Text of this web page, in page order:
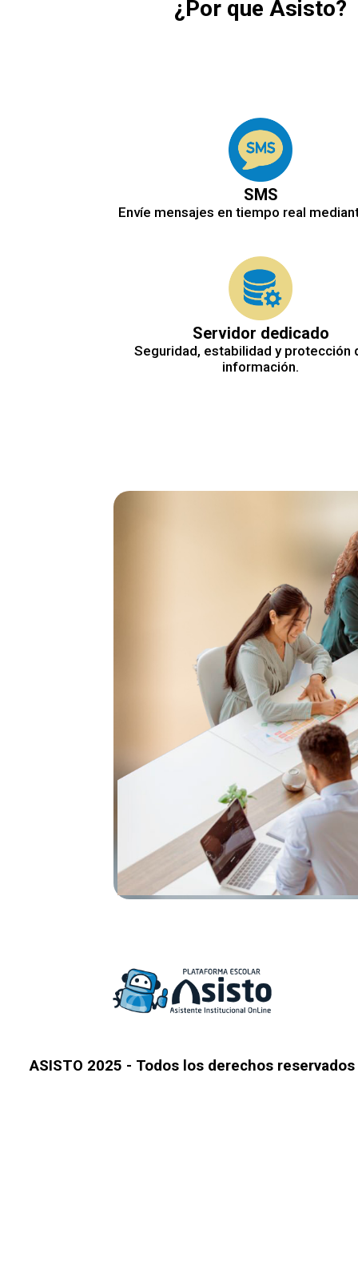
¿Por que Asisto?
SMS
Envíe mensajes en tiempo real
Servidor dedicado
Seguridad, estabilidad y protección
información.
ASISTO 2025 - Todos los derechos reservados